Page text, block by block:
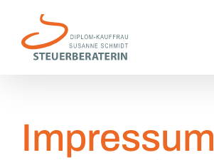
springen
Impressum